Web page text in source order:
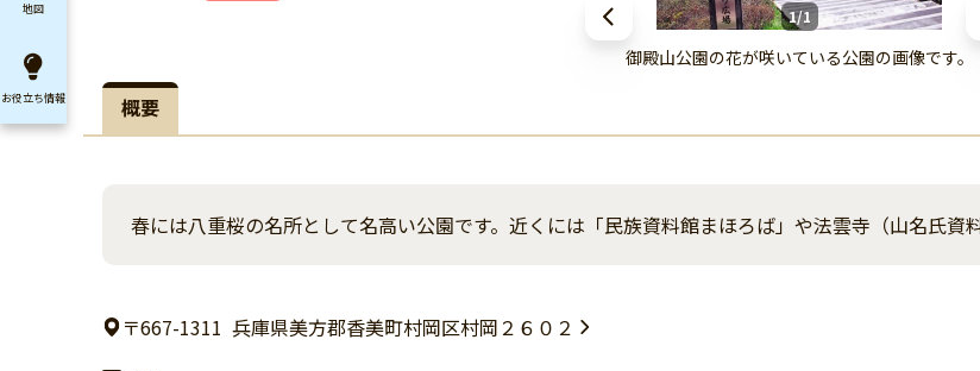
1/1
御殿山公園の花が咲いている公園の画像です。
概要
春には八重桜の名所として名高い公園です。近くには「民族資料館まほろば」や法雲寺（山名氏資
〒667-1311 兵庫県美方郡香美町村岡区村岡２６０２
地図
お役立ち情報